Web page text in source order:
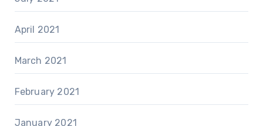
April 2021
March 2021
February 2021
January 2021